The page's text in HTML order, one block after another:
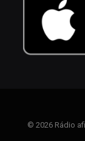
© 2026 Rádio